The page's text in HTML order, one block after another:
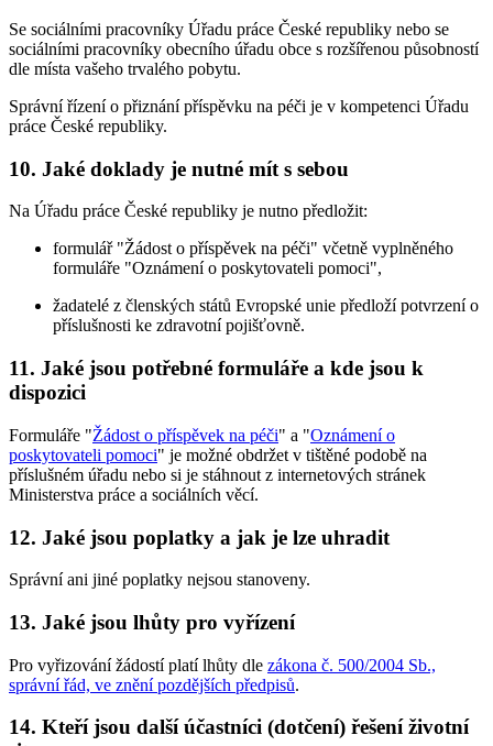
Se sociálními pracovníky Úřadu práce České republiky nebo se
sociálními pracovníky obecního úřadu obce s rozšířenou působností
dle místa vašeho trvalého pobytu.
Správní řízení o přiznání příspěvku na péči je v kompetenci Úřadu
práce České republiky.
10. Jaké doklady je nutné mít s sebou
Na Úřadu práce České republiky je nutno předložit:
formulář "Žádost o příspěvek na péči" včetně vyplněného
formuláře "Oznámení o poskytovateli pomoci",
žadatelé z členských států Evropské unie předloží potvrzení o
příslušnosti ke zdravotní pojišťovně.
11. Jaké jsou potřebné formuláře a kde jsou k
dispozici
Formuláře "Žádost o příspěvek na péči" a "Oznámení o
poskytovateli pomoci" je možné obdržet v tištěné podobě na
příslušném úřadu nebo si je stáhnout z internetových stránek
Ministerstva práce a sociálních věcí.
12. Jaké jsou poplatky a jak je lze uhradit
Správní ani jiné poplatky nejsou stanoveny.
13. Jaké jsou lhůty pro vyřízení
Pro vyřizování žádostí platí lhůty dle zákona č. 500/2004 Sb.,
správní řád, ve znění pozdějších předpisů.
14. Kteří jsou další účastníci (dotčení) řešení životní